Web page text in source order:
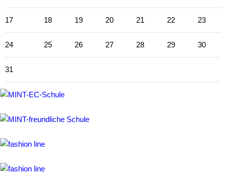
Latein
Mathematik
Pädagogik
Physik
Psychologie
Religion
17 18 19 20 21 22 23
24 25 26 27 28 29 30
31